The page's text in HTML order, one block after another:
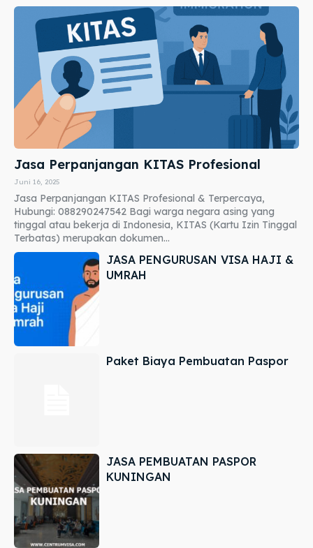
Jasa Perpanjangan KITAS Profesional
Juni 16, 2025
Jasa Perpanjangan KITAS Profesional & Terpercaya,
Hubungi: 088290247542 Bagi warga negara asing yang
tinggal atau bekerja di Indonesia, KITAS (Kartu Izin Tinggal
Terbatas) merupakan dokumen...
JASA PENGURUSAN VISA HAJI &
UMRAH
Paket Biaya Pembuatan Paspor
JASA PEMBUATAN PASPOR
KUNINGAN